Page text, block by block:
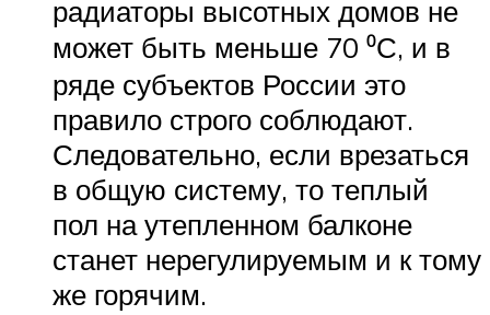
радиаторы высотных домов не
может быть меньше 70 ⁰С, и в
ряде субъектов России это
правило строго соблюдают.
Следовательно, если врезаться
в общую систему, то теплый
пол на утепленном балконе
станет нерегулируемым и к тому
же горячим.